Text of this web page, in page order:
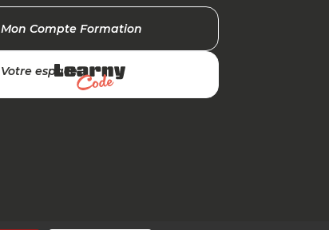
Mon Compte Formation
Votre espace